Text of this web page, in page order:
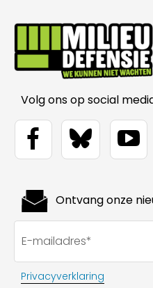
Volg ons op social
Ontvang onze
Privacyverklaring